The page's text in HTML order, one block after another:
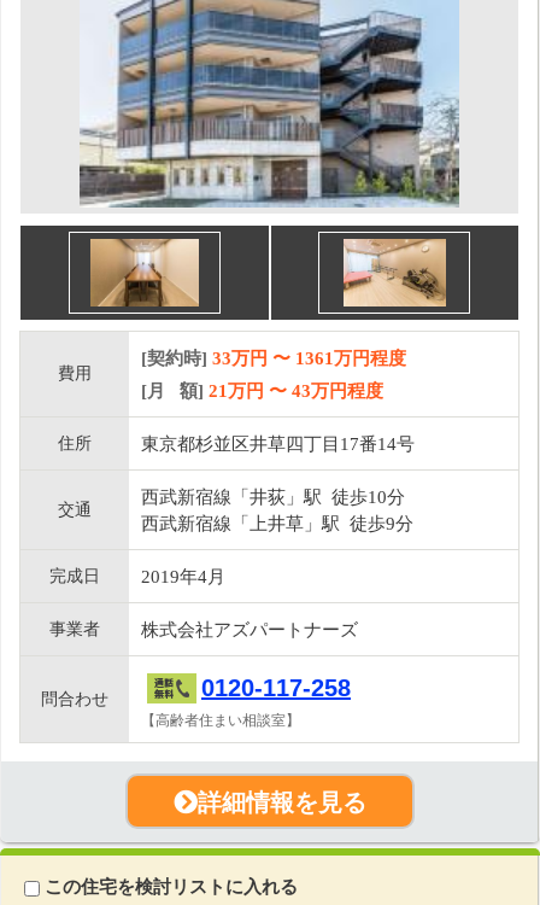
費用
[契約時] 33万円 〜 1361万円程度
[月 額] 21万円 〜 43万円程度
住所 東京都杉並区井草四丁目17番14号
交通
西武新宿線「井荻」駅 徒歩10分
西武新宿線「上井草」駅 徒歩9分
完成日 2019年4月
事業者 株式会社アズパートナーズ
問合わせ 0120-117-258
【高齢者住まい相談室】
詳細情報を見る
この住宅を検討リストに入れる